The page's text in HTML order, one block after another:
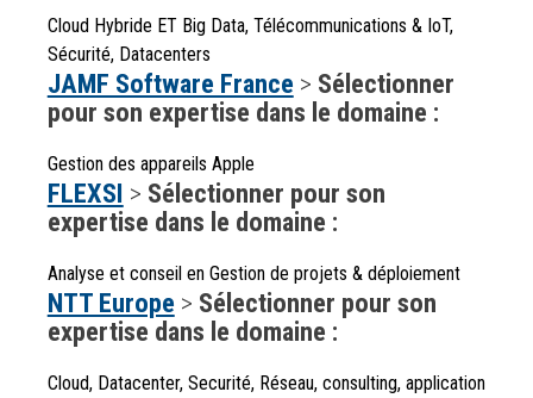
Cloud Hybride ET Big Data, Télécommunications & IoT,
Sécurité, Datacenters
JAMF Software France > Sélectionner
pour son expertise dans le domaine :
Gestion des appareils Apple
FLEXSI > Sélectionner pour son
expertise dans le domaine :
Analyse et conseil en Gestion de projets & déploiement
NTT Europe > Sélectionner pour son
expertise dans le domaine :
Cloud, Datacenter, Securité, Réseau, consulting, application